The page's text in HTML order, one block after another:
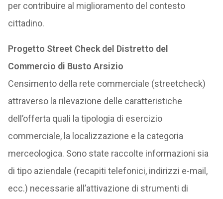
per contribuire al miglioramento del contesto
cittadino.
Progetto Street Check del Distretto del
Commercio di Busto Arsizio
Censimento della rete commerciale (streetcheck)
attraverso la rilevazione delle caratteristiche
dell’offerta quali la tipologia di esercizio
commerciale, la localizzazione e la categoria
merceologica. Sono state raccolte informazioni sia
di tipo aziendale (recapiti telefonici, indirizzi e-mail,
ecc.) necessarie all’attivazione di strumenti di